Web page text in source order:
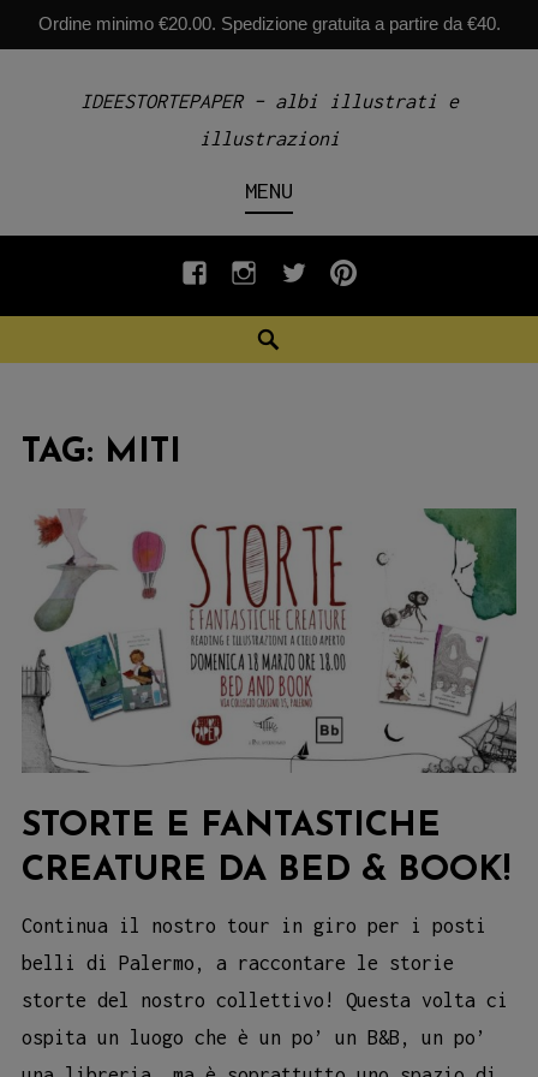
Ordine minimo €20.00. Spedizione gratuita a partire da €40.
IDEESTORTEPAPER – albi illustrati e
illustrazioni
MENU
fb INSTAGRAM
twiterpinterest
TAG: MITI
STORTE E FANTASTICHE
CREATURE DA BED & BOOK!
Continua il nostro tour in giro per i posti
belli di Palermo, a raccontare le storie
storte del nostro collettivo! Questa volta ci
ospita un luogo che è un po’ un B&B, un po’